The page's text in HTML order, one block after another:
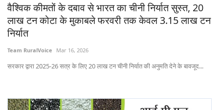
National
Latest News
Agriculture Conclave and NACOF
Agri Start-Ups
वैश्विक कीमतों के दबाव से भारत का चीनी निर्यात सुस्त, 20
लाख टन कोटा के मुकाबले फरवरी तक केवल 3.15 लाख टन
निर्यात
Team RuralVoice Mar 16, 2026
सरकार द्वारा 2025-26 सत्र के लिए 20 लाख टन चीनी निर्यात की अनुमति देने के बावजूद...